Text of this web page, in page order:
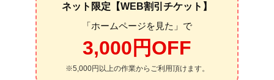
ネット限定【WEB割引チケット】
「ホームページを見た」で
3,000円OFF
※5,000円以上の作業からご利用頂けます。